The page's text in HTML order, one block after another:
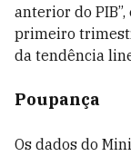
anterior do
primeiro
da tendência
Poupança
Os dados do